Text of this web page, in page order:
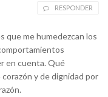
RESPONDER
que me humedezcan los
en cuenta. Qué
y de dignidad por